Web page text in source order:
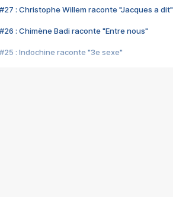
#27 : Christophe Willem raconte "Jacques a dit"
#26 : Chimène Badi raconte "Entre nous"
#25 : Indochine raconte "3e sexe"